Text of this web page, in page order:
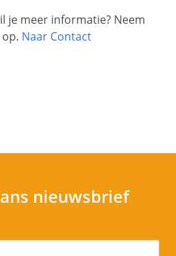
je meer informatie? Neem
Naar Contact
nieuwsbrief